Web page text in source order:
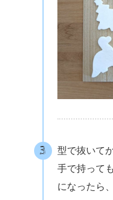
型で抜いて
手で持って
になったら